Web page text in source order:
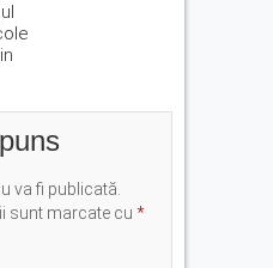
va fi publicată.
sunt marcate cu *